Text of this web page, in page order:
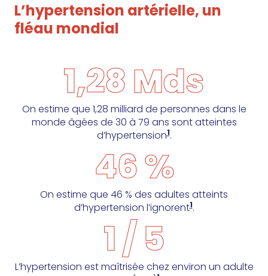
L’hypertension artérielle, un
fléau mondial
1,28 Mds
On estime que 1,28 milliard de personnes dans le
monde âgées de 30 à 79 ans sont atteintes
d’hypertension1.
46 %
On estime que 46 % des adultes atteints
d’hypertension l’ignorent1.
1 / 5
L’hypertension est maîtrisée chez environ un adulte